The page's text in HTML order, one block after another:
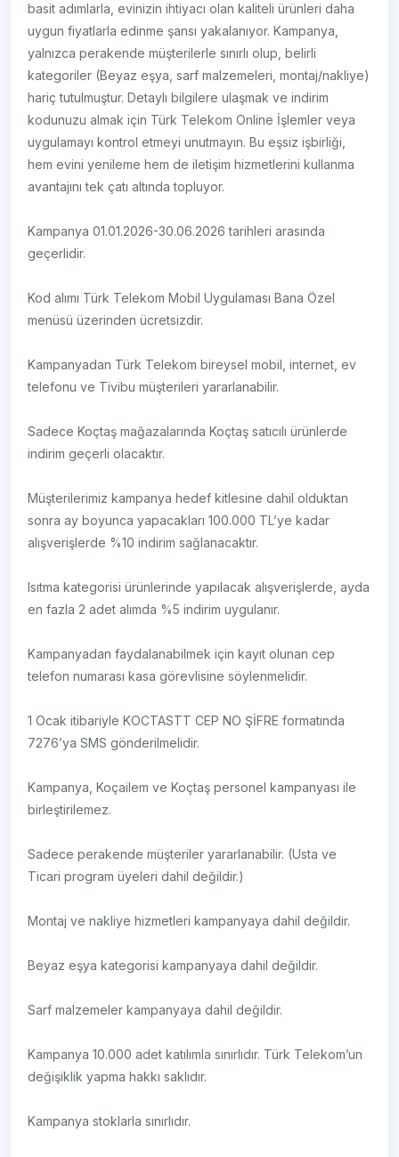
basit adımlarla, evinizin ihtiyacı olan kaliteli ürünleri daha
uygun fiyatlarla edinme şansı yakalanıyor. Kampanya,
yalnızca perakende müşterilerle sınırlı olup, belirli
kategoriler (Beyaz eşya, sarf malzemeleri, montaj/nakliye)
hariç tutulmuştur. Detaylı bilgilere ulaşmak ve indirim
kodunuzu almak için Türk Telekom Online İşlemler veya
uygulamayı kontrol etmeyi unutmayın. Bu eşsiz işbirliği,
hem evini yenileme hem de iletişim hizmetlerini kullanma
avantajını tek çatı altında topluyor.
Kampanya 01.01.2026-30.06.2026 tarihleri arasında
geçerlidir.
Kod alımı Türk Telekom Mobil Uygulaması Bana Özel
menüsü üzerinden ücretsizdir.
Kampanyadan Türk Telekom bireysel mobil, internet, ev
telefonu ve Tivibu müşterileri yararlanabilir.
Sadece Koçtaş mağazalarında Koçtaş satıcılı ürünlerde
indirim geçerli olacaktır.
Müşterilerimiz kampanya hedef kitlesine dahil olduktan
sonra ay boyunca yapacakları 100.000 TL’ye kadar
alışverişlerde %10 indirim sağlanacaktır.
Isıtma kategorisi ürünlerinde yapılacak alışverişlerde, ayda
en fazla 2 adet alımda %5 indirim uygulanır.
Kampanyadan faydalanabilmek için kayıt olunan cep
telefon numarası kasa görevlisine söylenmelidir.
1 Ocak itibariyle KOCTASTT CEP NO ŞİFRE formatında
7276’ya SMS gönderilmelidir.
Kampanya, Koçailem ve Koçtaş personel kampanyası ile
birleştirilemez.
Sadece perakende müşteriler yararlanabilir. (Usta ve
Ticari program üyeleri dahil değildir.)
Montaj ve nakliye hizmetleri kampanyaya dahil değildir.
Beyaz eşya kategorisi kampanyaya dahil değildir.
Sarf malzemeler kampanyaya dahil değildir.
Kampanya 10.000 adet katılımla sınırlıdır. Türk Telekom’un
değişiklik yapma hakkı saklıdır.
Kampanya stoklarla sınırlıdır.